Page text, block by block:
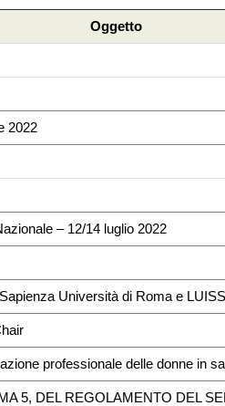
Oggetto
2022
– 12/14 luglio 2022
Università di Roma e
professionale delle donne in
5, DEL REGOLAMENTO DEL